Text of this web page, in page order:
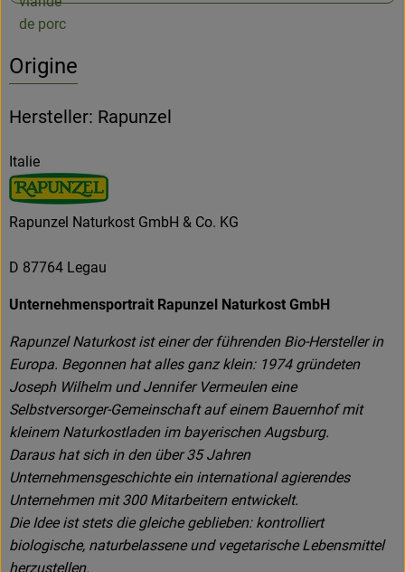
Origine
Hersteller: Rapunzel
Italie
Rapunzel Naturkost GmbH & Co. KG
D 87764 Legau
Unternehmensportrait Rapunzel Naturkost GmbH
Rapunzel Naturkost ist einer der führenden Bio-Hersteller in
Europa. Begonnen hat alles ganz klein: 1974 gründeten
Joseph Wilhelm und Jennifer Vermeulen eine
Selbstversorger-Gemeinschaft auf einem Bauernhof mit
kleinem Naturkostladen im bayerischen Augsburg.
Daraus hat sich in den über 35 Jahren
Unternehmensgeschichte ein international agierendes
Unternehmen mit 300 Mitarbeitern entwickelt.
Die Idee ist stets die gleiche geblieben: kontrolliert
biologische, naturbelassene und vegetarische Lebensmittel
herzustellen.